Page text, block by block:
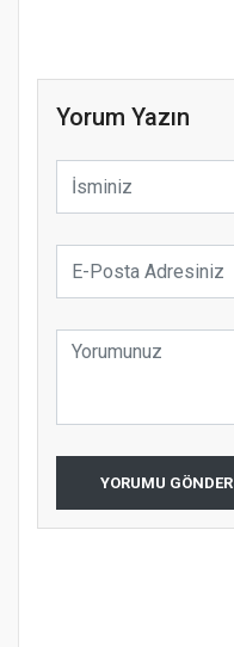
Yorum Yazın
YORUMU GÖNDER